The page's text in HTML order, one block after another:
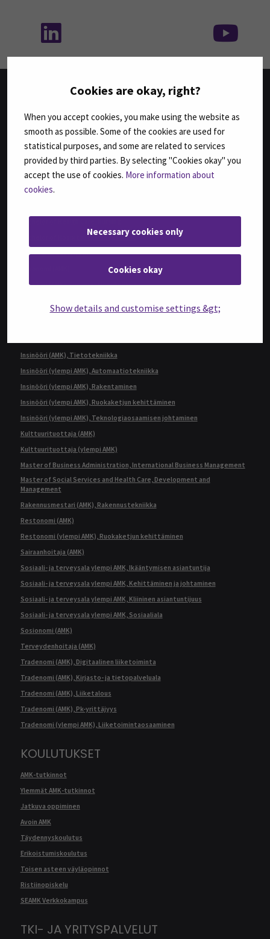
Cookies are okay, right?
When you accept cookies, you make using the website as
smooth as possible. Some of the cookies are used for
statistical purposes, and some are related to services
provided by third parties. By selecting "Cookies okay" you
accept the use of cookies. More information about
cookies.
Necessary cookies only
Cookies okay
Show details and customise settings &gt;
TUTKINNOT
Agrologi (AMK)
Agrologi (ylempi AMK), Maatalousyrityksen kehittäminen
Bachelor of Business Administration, International Business
Bachelor of Engineering, Automation Engineering
Bachelor of Hospitality Management
Fysioterapeutti (AMK)
Insinööri (AMK), Automaatiotekniikka
Insinööri (AMK), Konetekniikka,
Insinööri (AMK), Tietotekniikka
Insinööri (ylempi AMK), Automaatiotekniikka
Insinööri (ylempi AMK), Rakentaminen
Insinööri (ylempi AMK), Ruokaketjun kehittäminen
Insinööri (ylempi AMK), Teknologiaosaamisen johtaminen
Kulttuurituottaja (AMK)
Kulttuurituottaja (ylempi AMK)
Master of Business Administration, International Business Management
Master of Social Services and Health Care, Development and
Management
Rakennusmestari (AMK), Rakennustekniikka
Restonomi (AMK)
Restonomi (ylempi AMK), Ruokaketjun kehittäminen
Sairaanhoitaja (AMK)
Sosiaali- ja terveysala ylempi AMK, Ikääntymisen asiantuntija
Sosiaali- ja terveysala ylempi AMK, Kehittäminen ja johtaminen
Sosiaali- ja terveysala ylempi AMK, Kliininen asiantuntijuus
Sosiaali- ja terveysala ylempi AMK, Sosiaaliala
Sosionomi (AMK)
Terveydenhoitaja (AMK)
Tradenomi (AMK), Digitaalinen liiketoiminta
Tradenomi (AMK), Kirjasto- ja tietopalveluala
Tradenomi (AMK), Liiketalous
Tradenomi (AMK), Pk-yrittäjyys
Tradenomi (ylempi AMK), Liiketoimintaosaaminen
KOULUTUKSET
AMK-tutkinnot
Ylemmät AMK-tutkinnot
Jatkuva oppiminen
Avoin AMK
Täydennyskoulutus
Erikoistumiskoulutus
Toisen asteen väyläopinnot
Ristiinopiskelu
SEAMK Verkkokampus
TKI- JA YRITYSPALVELUT